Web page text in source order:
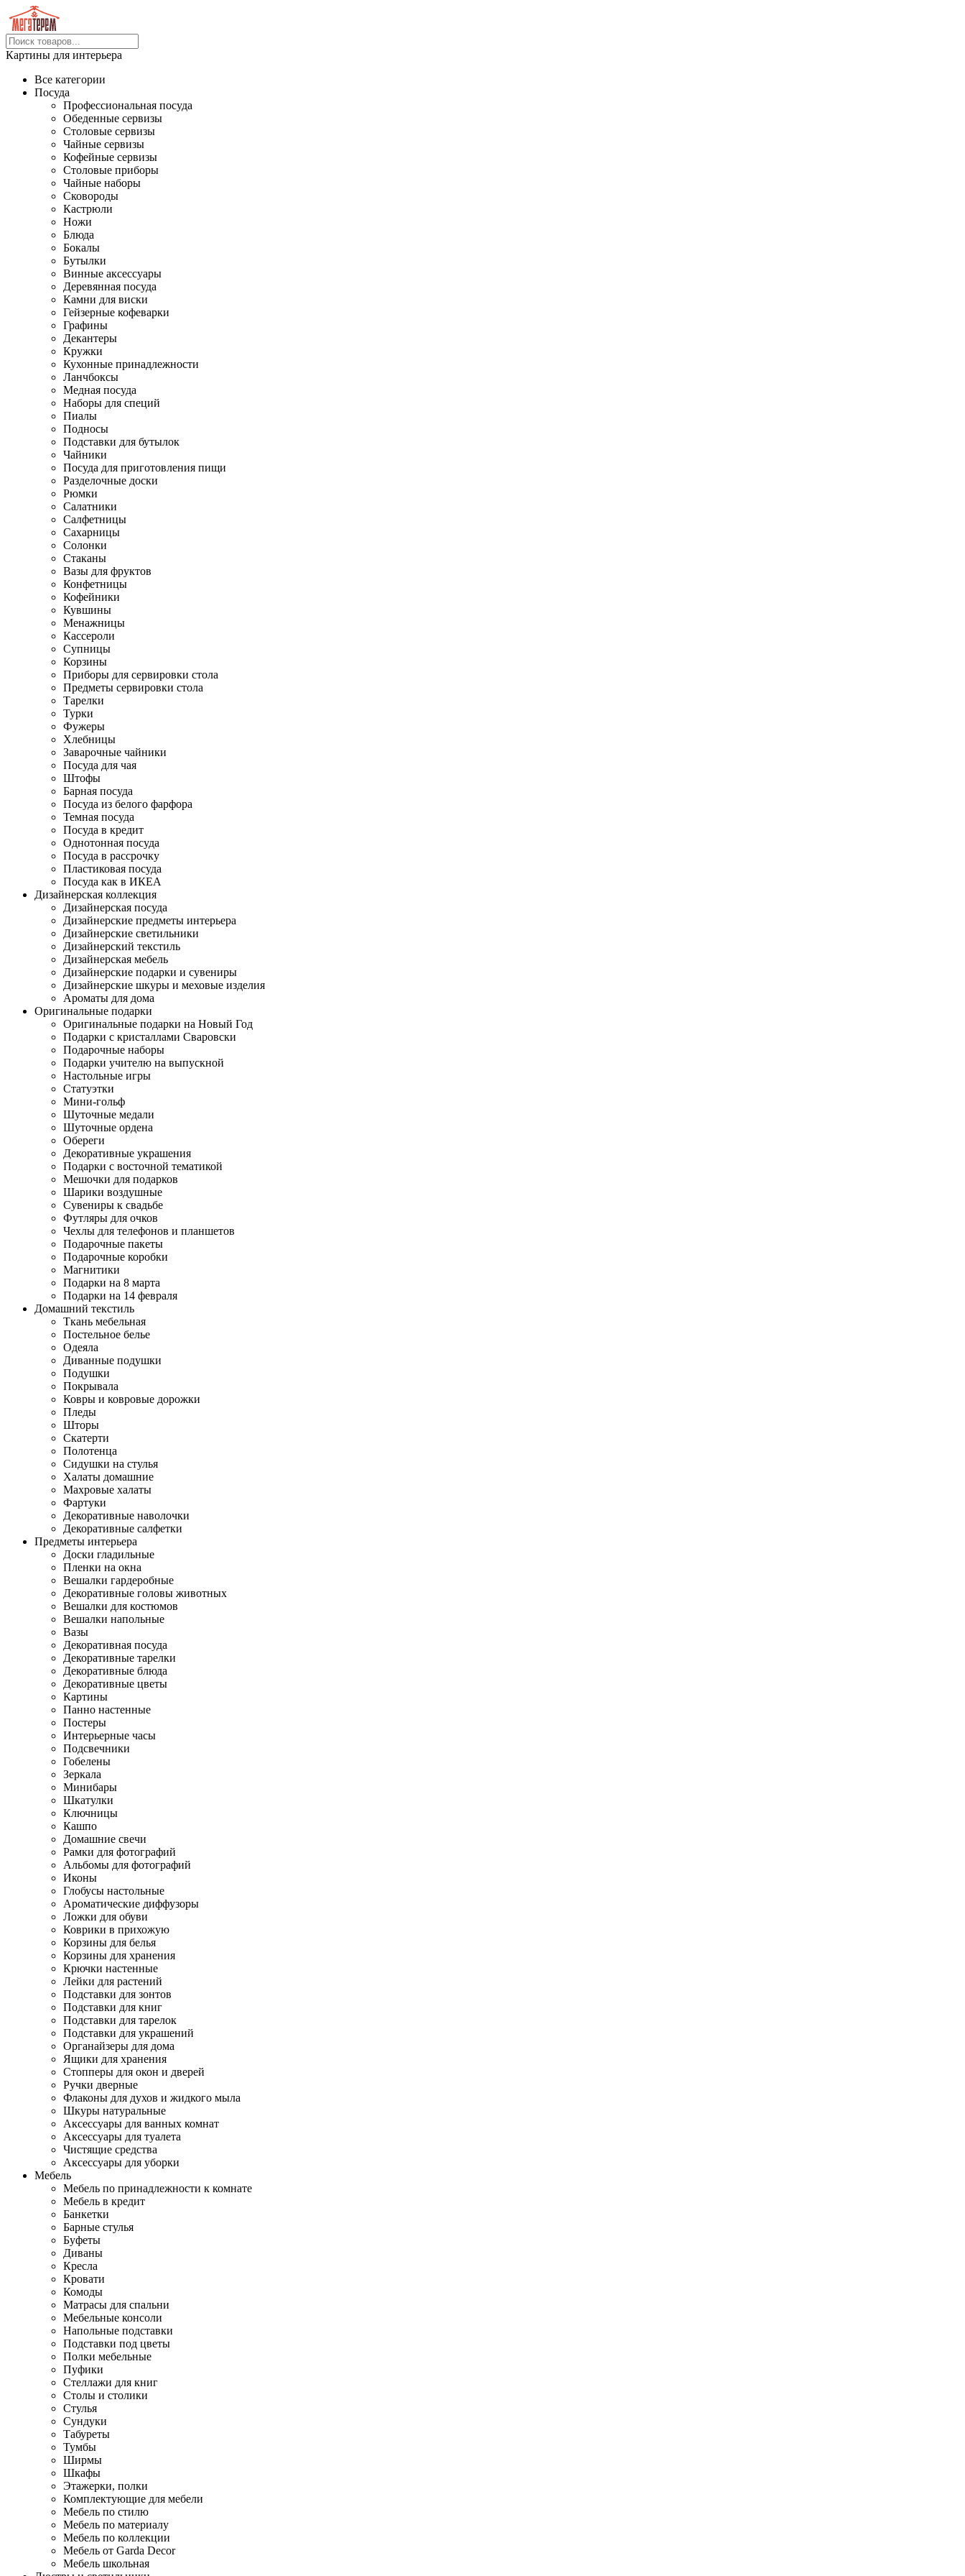
Картины для интерьера
Все категории
Посуда
Профессиональная посуда
Обеденные сервизы
Столовые сервизы
Чайные сервизы
Кофейные сервизы
Столовые приборы
Чайные наборы
Сковороды
Кастрюли
Ножи
Блюда
Бокалы
Бутылки
Винные аксессуары
Деревянная посуда
Камни для виски
Гейзерные кофеварки
Графины
Декантеры
Кружки
Кухонные принадлежности
Ланчбоксы
Медная посуда
Наборы для специй
Пиалы
Подносы
Подставки для бутылок
Чайники
Посуда для приготовления пищи
Разделочные доски
Рюмки
Салатники
Салфетницы
Сахарницы
Солонки
Стаканы
Вазы для фруктов
Конфетницы
Кофейники
Кувшины
Менажницы
Кассероли
Супницы
Корзины
Приборы для сервировки стола
Предметы сервировки стола
Тарелки
Турки
Фужеры
Хлебницы
Заварочные чайники
Посуда для чая
Штофы
Барная посуда
Посуда из белого фарфора
Темная посуда
Посуда в кредит
Однотонная посуда
Посуда в рассрочку
Пластиковая посуда
Посуда как в ИКЕА
Дизайнерская коллекция
Дизайнерская посуда
Дизайнерские предметы интерьера
Дизайнерские светильники
Дизайнерский текстиль
Дизайнерская мебель
Дизайнерские подарки и сувениры
Дизайнерские шкуры и меховые изделия
Ароматы для дома
Оригинальные подарки
Оригинальные подарки на Новый Год
Подарки с кристаллами Сваровски
Подарочные наборы
Подарки учителю на выпускной
Настольные игры
Статуэтки
Мини-гольф
Шуточные медали
Шуточные ордена
Обереги
Декоративные украшения
Подарки с восточной тематикой
Мешочки для подарков
Шарики воздушные
Сувениры к свадьбе
Футляры для очков
Чехлы для телефонов и планшетов
Подарочные пакеты
Подарочные коробки
Магнитики
Подарки на 8 марта
Подарки на 14 февраля
Домашний текстиль
Ткань мебельная
Постельное белье
Одеяла
Диванные подушки
Подушки
Покрывала
Ковры и ковровые дорожки
Пледы
Шторы
Скатерти
Полотенца
Сидушки на стулья
Халаты домашние
Махровые халаты
Фартуки
Декоративные наволочки
Декоративные салфетки
Предметы интерьера
Доски гладильные
Пленки на окна
Вешалки гардеробные
Декоративные головы животных
Вешалки для костюмов
Вешалки напольные
Вазы
Декоративная посуда
Декоративные тарелки
Декоративные блюда
Декоративные цветы
Картины
Панно настенные
Постеры
Интерьерные часы
Подсвечники
Гобелены
Зеркала
Минибары
Шкатулки
Ключницы
Кашпо
Домашние свечи
Рамки для фотографий
Альбомы для фотографий
Иконы
Глобусы настольные
Ароматические диффузоры
Ложки для обуви
Коврики в прихожую
Корзины для белья
Корзины для хранения
Крючки настенные
Лейки для растений
Подставки для зонтов
Подставки для книг
Подставки для тарелок
Подставки для украшений
Органайзеры для дома
Ящики для хранения
Стопперы для окон и дверей
Ручки дверные
Флаконы для духов и жидкого мыла
Шкуры натуральные
Аксессуары для ванных комнат
Аксессуары для туалета
Чистящие средства
Аксессуары для уборки
Мебель
Мебель по принадлежности к комнате
Мебель в кредит
Банкетки
Барные стулья
Буфеты
Диваны
Кресла
Кровати
Комоды
Матрасы для спальни
Мебельные консоли
Напольные подставки
Подставки под цветы
Полки мебельные
Пуфики
Стеллажи для книг
Столы и столики
Стулья
Сундуки
Табуреты
Тумбы
Ширмы
Шкафы
Этажерки, полки
Комплектующие для мебели
Мебель по стилю
Мебель по материалу
Мебель по коллекции
Мебель от Garda Decor
Мебель школьная